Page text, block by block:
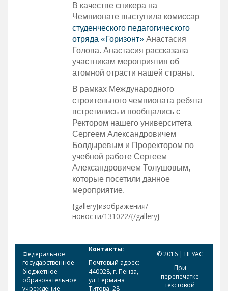
В качестве спикера на
Чемпионате выступила комиссар
студенческого педагогического
отряда «Горизонт»Анастасия
Голова. Анастасия рассказала
участникам мероприятия об
атомной отрасти нашей страны.
В рамках Международного
строительного чемпионата ребята
встретились и пообщались с
Ректором нашего университета
Сергеем Александровичем
Болдыревым и Проректором по
учебной работе Сергеем
Александровичем Толушовым,
которые посетили данное
мероприятие.
{gallery}изображения/
новости/131022/{/gallery}
Федеральное
государственное
бюджетное
образовательное
учреждение
Контакты:
Почтовый адрес:
440028, г. Пенза,
ул. Германа
Титова, 28
© 2016 | ПГУАС
При
перепечатке
текстовой